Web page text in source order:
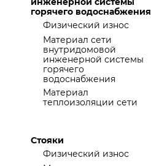
горячего водоснабжения
Физический износ
Материал сети
внутридомовой
инженерной системы
горячего
водоснабжения
Материал
теплоизоляции сети
Стояки
Физический износ